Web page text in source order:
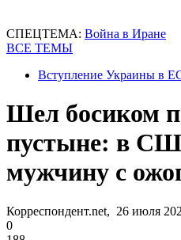
СПЕЦТЕМА: Война в Иране
ВСЕ ТЕМЫ
Вступление Украины в
Шел босиком
пустыне: в
мужчину с
Корреспондент.net, 26 июля
0